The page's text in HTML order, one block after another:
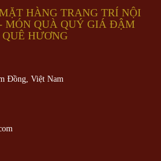
HÀNG TRANG TRÍ NỘI
MÓN QUÀ QUÝ GIÁ ĐẬM
HƯƠNG
Đồng, Việt Nam